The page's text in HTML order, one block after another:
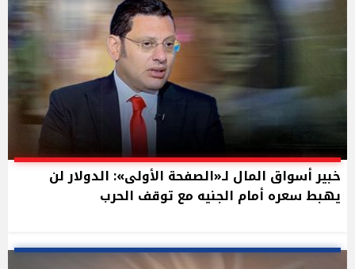
خبير أسواق المال لـ«الصفحة الأولى»: الدولار لن
يهبط سعره أمام الجنيه مع توقف الحرب